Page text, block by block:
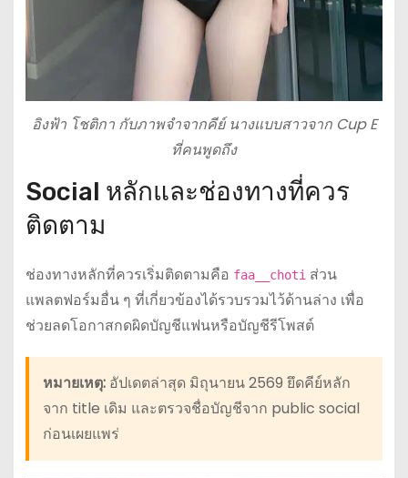
อิงฟ้า โชติกา กับภาพจำจากคีย์ นางแบบสาวจาก Cup E
ที่คนพูดถึง
Social หลักและช่องทางที่ควร
ติดตาม
ช่องทางหลักที่ควรเริ่มติดตามคือ faa__chotiส่วน
แพลตฟอร์มอื่น ๆ ที่เกี่ยวข้องได้รวบรวมไว้ด้านล่าง เพื่อ
ช่วยลดโอกาสกดผิดบัญชีแฟนหรือบัญชีรีโพสต์
หมายเหตุ:อัปเดตล่าสุด มิถุนายน 2569 ยึดคีย์หลัก
จาก title เดิม และตรวจชื่อบัญชีจาก public social
ก่อนเผยแพร่